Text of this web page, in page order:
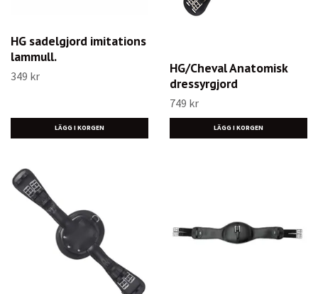
HG sadelgjord imitations
lammull.
349 kr
LÄGG I KORGEN
HG/Cheval Anatomisk
dressyrgjord
749 kr
LÄGG I KORGEN